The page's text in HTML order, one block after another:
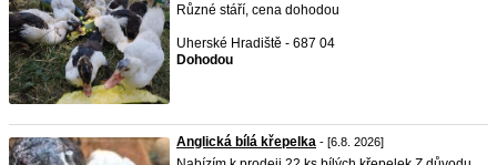
Různé stáří, cena dohodou
Uherské Hradiště - 687 04
Dohodou
Anglická bílá křepelka - [6.8. 2026]